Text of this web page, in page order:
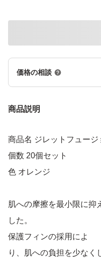
価格の相談
商品説明
商品名 ジレットフュージ
個数 20個セット
色 オレンジ
肌への摩擦を最小限に抑
した。
保護フィンの採用によ
り、肌への負担を少なく